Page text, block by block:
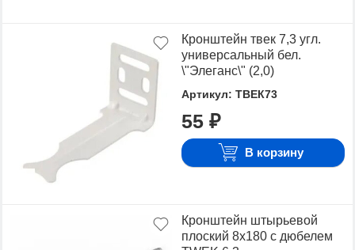
Кронштейн твек 7,3 угл.
универсальный бел.
\"Элеганс\" (2,0)
Артикул: ТВЕК73
55 ₽
В корзину
Кронштейн штырьевой
плоский 8х180 с дюбелем